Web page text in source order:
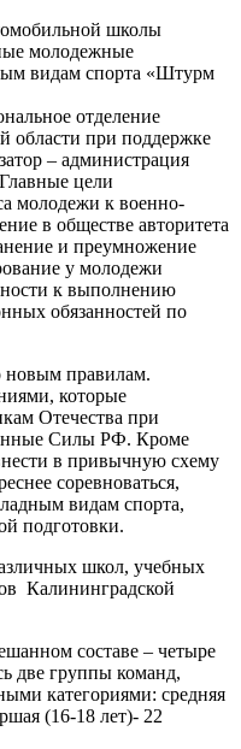
школы
молодежные
видам спорта «Штурм
отделение
при поддержке
– администрация
цели
молодежи к военно-
в обществе авторитета
и преумножение
у молодежи
к выполнению
обязанностей по
новым правилам.
которые
Отечества при
Силы РФ. Кроме
в привычную схему
соревноваться,
видам спорта,
подготовки.
школ, учебных
Калининградской
составе – четыре
две группы команд,
категориями: средняя
(16-18 лет)- 22